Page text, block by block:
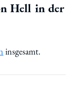
Hell in der
insgesamt.